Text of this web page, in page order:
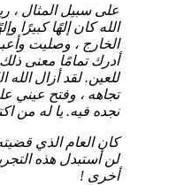
على سبيل المثال ،
الله كان إلهًا
الخارج ، وصليت
أدرك تمامًا معنى
للعين. لقد أزال الله
تجاهه ، وفتح عيني
نجده فيه. يا له من
كان العام الذي
لن أستبدل هذه
أخرى !